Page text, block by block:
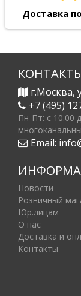
Доставка
г.Москва,
+7 (495)
Пн-Пт: c 10.00
Email:
Новости
Розничный
Юр.лицам
О нас
Доставка и
Контакты